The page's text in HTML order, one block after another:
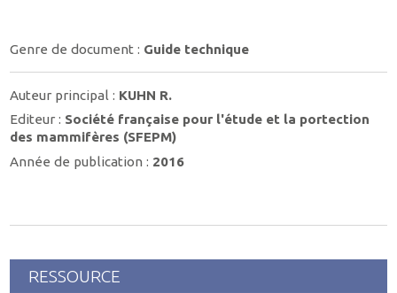
Genre de document : Guide technique
Auteur principal : KUHN R.
Editeur : Société française pour l'étude et la portection
des mammifères (SFEPM)
Année de publication : 2016
RESSOURCE